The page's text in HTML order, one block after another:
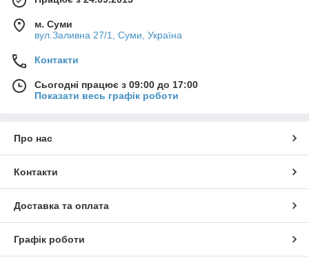
м. Суми
вул.Заливна 27/1, Суми, Україна
Контакти
Сьогодні працює з 09:00 до 17:00
Показати весь графік роботи
Про нас
Контакти
Доставка та оплата
Графік роботи